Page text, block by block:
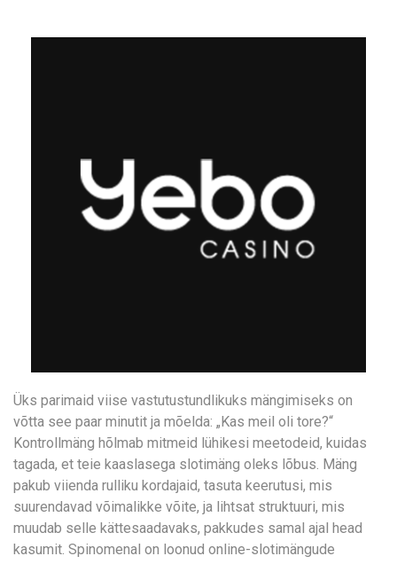
Üks parimaid viise vastutustundlikuks mängimiseks on
võtta see paar minutit ja mõelda: „Kas meil oli tore?“
Kontrollmäng hõlmab mitmeid lühikesi meetodeid, kuidas
tagada, et teie kaaslasega slotimäng oleks lõbus. Mäng
pakub viienda rulliku kordajaid, tasuta keerutusi, mis
suurendavad võimalikke võite, ja lihtsat struktuuri, mis
muudab selle kättesaadavaks, pakkudes samal ajal head
kasumit. Spinomenal on loonud online-slotimängude